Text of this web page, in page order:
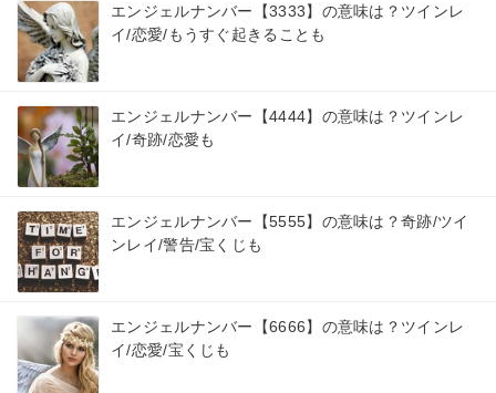
エンジェルナンバー【3333】の意味は？ツインレ
イ/恋愛/もうすぐ起きることも
エンジェルナンバー【4444】の意味は？ツインレ
イ/奇跡/恋愛も
エンジェルナンバー【5555】の意味は？奇跡/ツイ
ンレイ/警告/宝くじも
エンジェルナンバー【6666】の意味は？ツインレ
イ/恋愛/宝くじも